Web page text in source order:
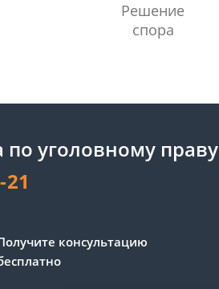
Решение
спора
по уголовному праву
консультацию